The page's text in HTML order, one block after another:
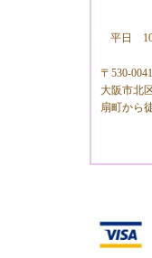
平日
〒530-0041
大阪市北
扇町から